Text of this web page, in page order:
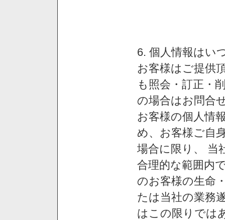
6. 個人情報はい
お客様はご提供
も照会・訂正・
の場合はお問合
お客様の個人情
め、お客様ご自
場合に限り、 当
合理的な範囲内
のお客様の生命
たは当社の業務
はこの限りでは